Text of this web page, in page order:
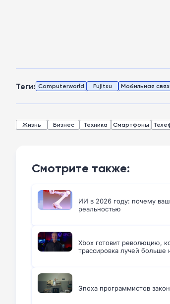
Теги: Computerworld Fujitsu Мобильная
Жизнь Бизнес Техника Смартфоны
Смотрите также:
ИИ в 2026 году: почему
реальностью
Xbox готовит революцию,
трассировка лучей больше
Эпоха программистов